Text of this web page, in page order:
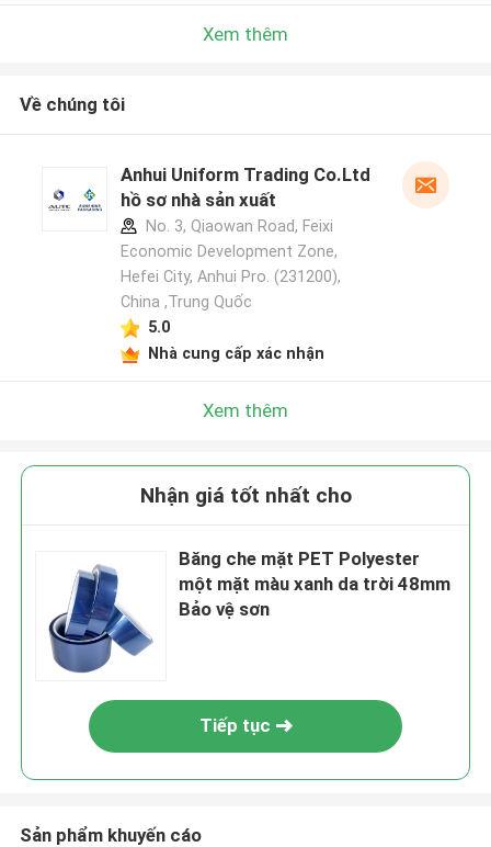
Xem thêm
Về chúng tôi
Anhui Uniform Trading Co.Ltd
hồ sơ nhà sản xuất
No. 3, Qiaowan Road, Feixi
Economic Development Zone,
Hefei City, Anhui Pro. (231200),
China ,Trung Quốc
5.0
Nhà cung cấp xác nhận
Xem thêm
Nhận giá tốt nhất cho
Băng che mặt PET Polyester
một mặt màu xanh da trời 48mm
Bảo vệ sơn
Tiếp tục
Sản phẩm khuyến cáo